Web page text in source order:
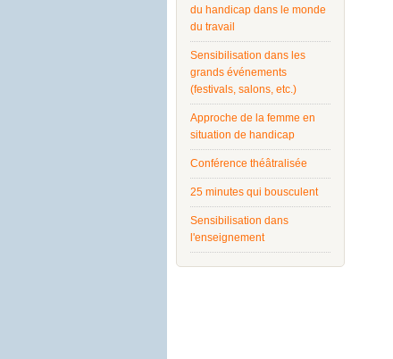
du handicap dans le monde
du travail
Sensibilisation dans les
grands événements
(festivals, salons, etc.)
Approche de la femme en
situation de handicap
Conférence théâtralisée
25 minutes qui bousculent
Sensibilisation dans
l'enseignement